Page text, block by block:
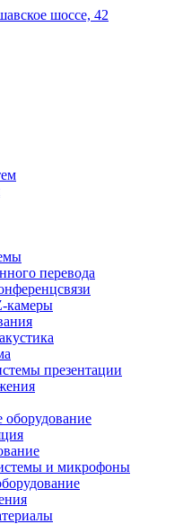
шоссе, 42
перевода
камеры
презентации
и микрофоны